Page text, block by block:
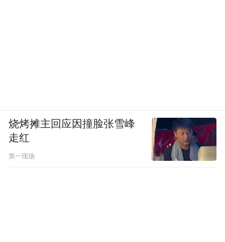
烧烤摊主回应因撞脸张雪峰
走红
第一现场